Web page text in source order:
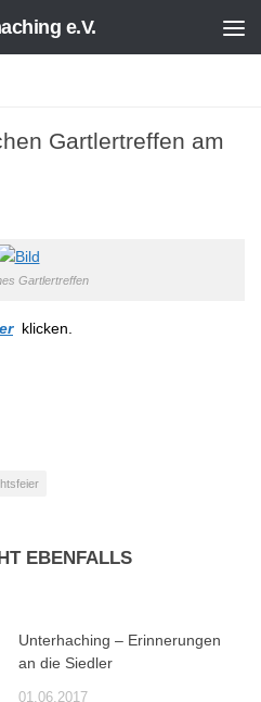
e.V.
Gartlertreffen am
Gartlertreffen
klicken.
EBENFALLS
Unterhaching – Erinnerungen
an die Siedler
01.06.2017